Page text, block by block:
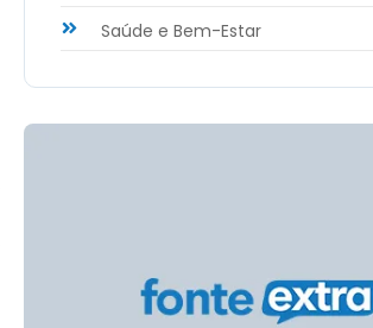
Saúde e Bem-Estar